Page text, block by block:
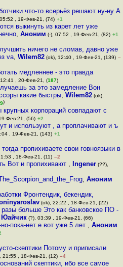
что-то всерьёз решают ну-ну А
, 19-Фев-21, (74) +1
выкинуть из карет лет уже
,Аноним (-), 07:52 , 19-Фев-21, (82) +1
ничего не сломав, давно уже
va, Wilem82(ok), 12:40 , 19-Фев-21, (139) –
медленнее - это правда
, 20-Фев-21, (187)
за это замедление Вон
какие быстры,Wilem82 (ok),
)
крупных корпораций совпадают с
Фев-21, (56) +2
и используют , а проплачивают и ъ
, 19-Фев-21, (143) +1
пропихиваете свои говноязыки в
, 18-Фев-21, (11) –2
Вот и пропихивают , Ingener(??),
, Аноним
Фронтендик, бекендик,
(ok), 22:22 , 18-Фев-21, (22)
разы больше Это как банковское ПО -
Юайчик(?), 03:39 , 19-Фев-21, (66)
пока-нет е вот уже 5 лет ,Аноним
скептики Потому и приписали
21:55 , 18-Фев-21, (12) –4
скептики, ибо все самое